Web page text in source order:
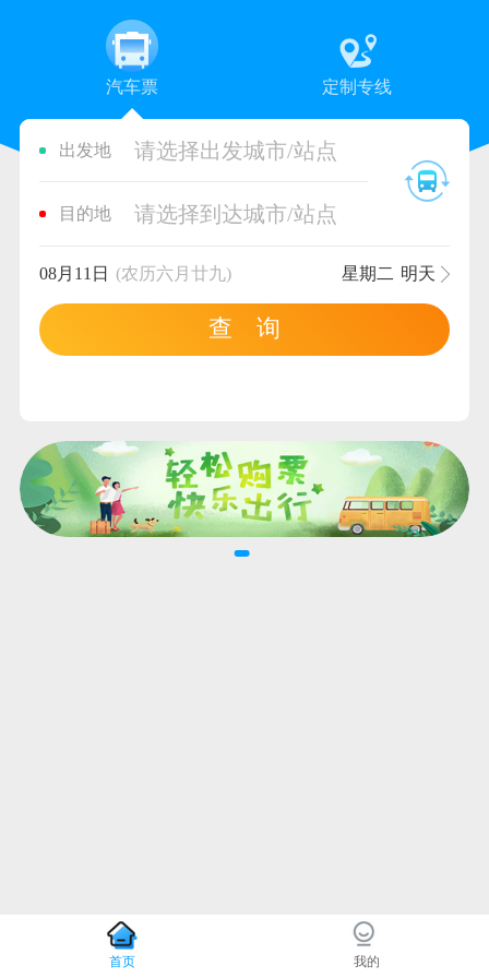
汽车票 定制专线
出发地 请选择出发城市/站点
目的地 请选择到达城市/站点
08月11日 (农历六月廿九) 星期二 明天
查 询
首页 我的